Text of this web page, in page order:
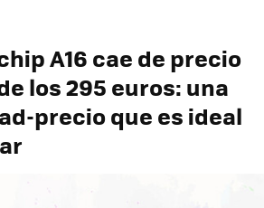
A16 cae de precio
los 295 euros: una
precio que es ideal